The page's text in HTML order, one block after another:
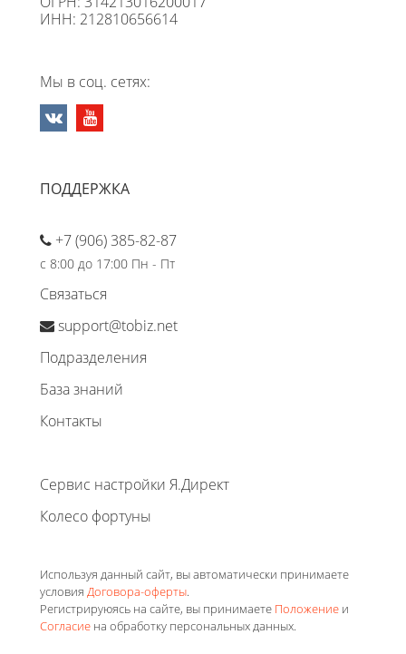
ИНН: 212810656614
Мы в соц. сетях:
ПОДДЕРЖКА
+7 (906) 385-82-87
с 8:00 до 17:00 Пн - Пт
Связаться
support@tobiz.net
Подразделения
База знаний
Контакты
Сервис настройки Я.Директ
Колесо фортуны
Используя данный сайт, вы автоматически принимаете
условия Договора-оферты.
Регистрируюясь на сайте, вы принимаете Положение и
Согласие на обработку персональных данных.